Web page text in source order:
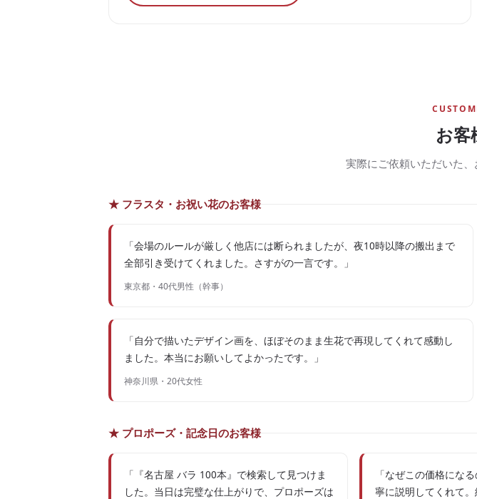
お客
実際にご依頼いただいた、
★ フラスタ・お祝い花のお客様
「会場のルールが厳しく他店には断られましたが、夜10時以降の搬出まで
全部引き受けてくれました。さすがの一言です。」
東京都・40代男性（幹事）
「自分で描いたデザイン画を、ほぼそのまま生花で再現してくれて感動し
ました。本当にお願いしてよかったです。」
神奈川県・20代女性
★ プロポーズ・記念日のお客様
「『名古屋 バラ 100本』で検索して見つけま
した。当日は完璧な仕上がりで、プロポーズは
「なぜこの価格にな
寧に説明してくれて